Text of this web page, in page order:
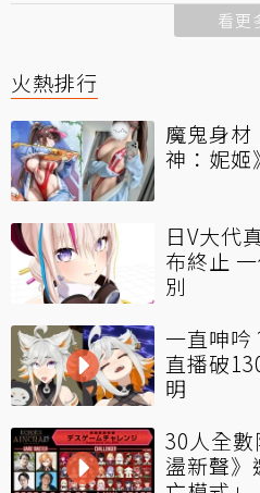
看更
火熱排行
魔鬼身材
神：妮姬
日V大代
布終止
別
一直呻吟
直播破
明
30人全
盪新聲》